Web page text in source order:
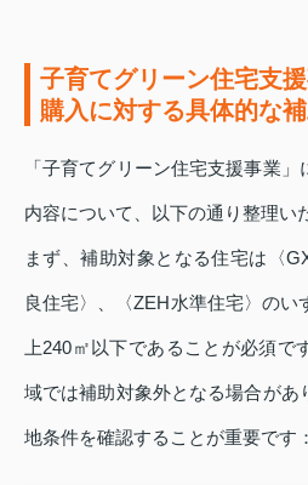
子育てグリーン住宅支
購入に対する具体的な補
「子育てグリーン住宅支援事業
内容について、以下の通り整理い
まず、補助対象となる住宅は〈
良住宅〉、〈ZEH水準住宅〉のい
上240㎡以下であることが必須で
域では補助対象外となる場合があ
地条件を確認することが重要です：